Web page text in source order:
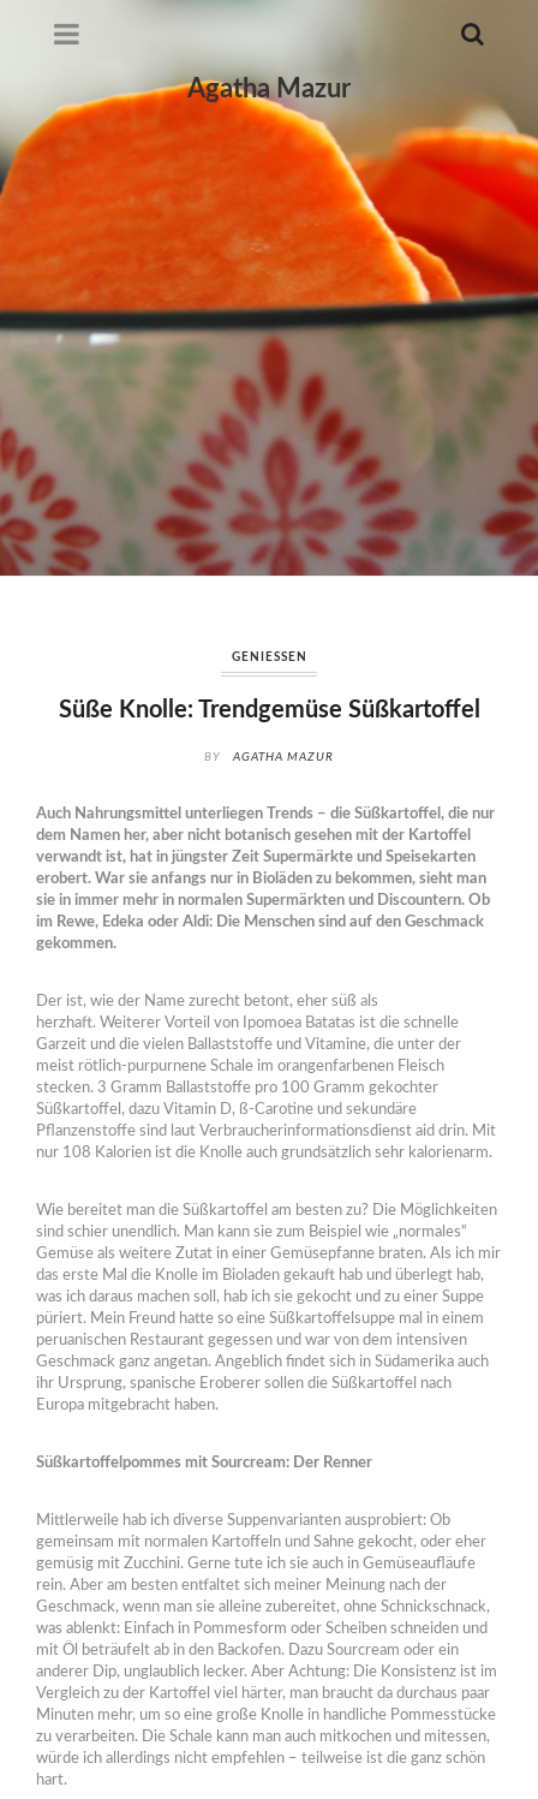
Agatha Mazur
GENIESSEN
Süße Knolle: Trendgemüse Süßkartoffel
BY AGATHA MAZUR
Auch Nahrungsmittel unterliegen Trends – die Süßkartoffel, die nur
dem Namen her, aber nicht botanisch gesehen mit der Kartoffel
verwandt ist, hat in jüngster Zeit Supermärkte und Speisekarten
erobert. War sie anfangs nur in Bioläden zu bekommen, sieht man
sie in immer mehr in normalen Supermärkten und Discountern. Ob
im Rewe, Edeka oder Aldi: Die Menschen sind auf den Geschmack
gekommen.
Der ist, wie der Name zurecht betont, eher süß als
herzhaft. Weiterer Vorteil von Ipomoea Batatas ist die schnelle
Garzeit und die vielen Ballaststoffe und Vitamine, die unter der
meist rötlich-purpurnene Schale im orangenfarbenen Fleisch
stecken. 3 Gramm Ballaststoffe pro 100 Gramm gekochter
Süßkartoffel, dazu Vitamin D, ß-Carotine und sekundäre
Pflanzenstoffe sind laut Verbraucherinformationsdienst aid drin. Mit
nur 108 Kalorien ist die Knolle auch grundsätzlich sehr kalorienarm.
Wie bereitet man die Süßkartoffel am besten zu? Die Möglichkeiten
sind schier unendlich. Man kann sie zum Beispiel wie „normales“
Gemüse als weitere Zutat in einer Gemüsepfanne braten. Als ich mir
das erste Mal die Knolle im Bioladen gekauft hab und überlegt hab,
was ich daraus machen soll, hab ich sie gekocht und zu einer Suppe
püriert. Mein Freund hatte so eine Süßkartoffelsuppe mal in einem
peruanischen Restaurant gegessen und war von dem intensiven
Geschmack ganz angetan. Angeblich findet sich in Südamerika auch
ihr Ursprung, spanische Eroberer sollen die Süßkartoffel nach
Europa mitgebracht haben.
Süßkartoffelpommes mit Sourcream: Der Renner
Mittlerweile hab ich diverse Suppenvarianten ausprobiert: Ob
gemeinsam mit normalen Kartoffeln und Sahne gekocht, oder eher
gemüsig mit Zucchini. Gerne tute ich sie auch in Gemüseaufläufe
rein. Aber am besten entfaltet sich meiner Meinung nach der
Geschmack, wenn man sie alleine zubereitet, ohne Schnickschnack,
was ablenkt: Einfach in Pommesform oder Scheiben schneiden und
mit Öl beträufelt ab in den Backofen. Dazu Sourcream oder ein
anderer Dip, unglaublich lecker. Aber Achtung: Die Konsistenz ist im
Vergleich zu der Kartoffel viel härter, man braucht da durchaus paar
Minuten mehr, um so eine große Knolle in handliche Pommesstücke
zu verarbeiten. Die Schale kann man auch mitkochen und mitessen,
würde ich allerdings nicht empfehlen – teilweise ist die ganz schön
hart.